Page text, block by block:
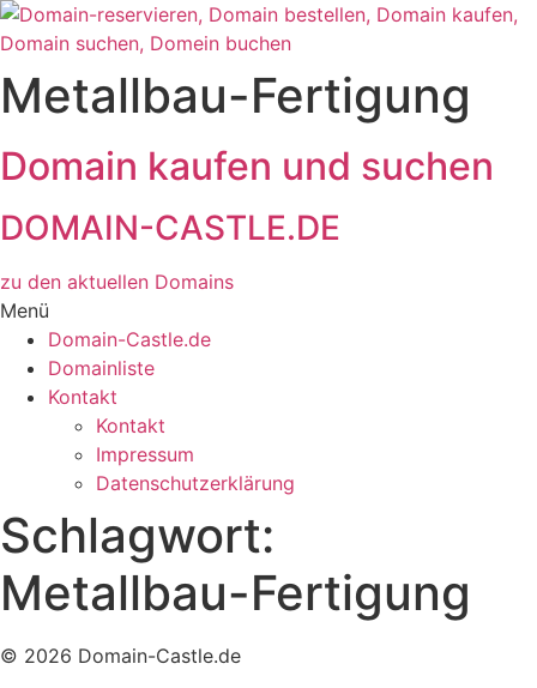
Zum
Inhalt
Metallbau-Fertigung
Domain kaufen und suchen
DOMAIN-CASTLE.DE
zu den aktuellen Domains​
Menü
Domain-Castle.de
Domainliste
Kontakt
Kontakt
Impressum
Datenschutzerklärung
Schlagwort:
Metallbau-Fertigung
© 2026 Domain-Castle.de